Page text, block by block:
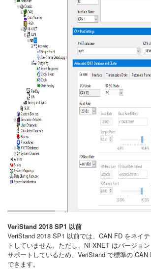
VeriStand 2018 SP1 以前
VeriStand 2018 SP1 以前では、CAN FD をネイ
トしていません。ただし、NI-XNET はバージョ
サポートしているため、VeriStand で標準の CAN
できます。